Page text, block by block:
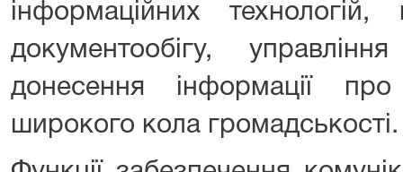
інформаційних технологій,
документообігу,
донесення інформації
широкого кола громадськості.